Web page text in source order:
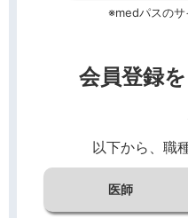
※medパスのサ
会員登録
以下から、職
医師